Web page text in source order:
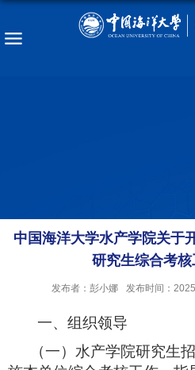
中国海洋大学水产学院关于
研究生综合考
发布者：彭小娜 发布时间：
一、组织领导
（一）水产学院研究生